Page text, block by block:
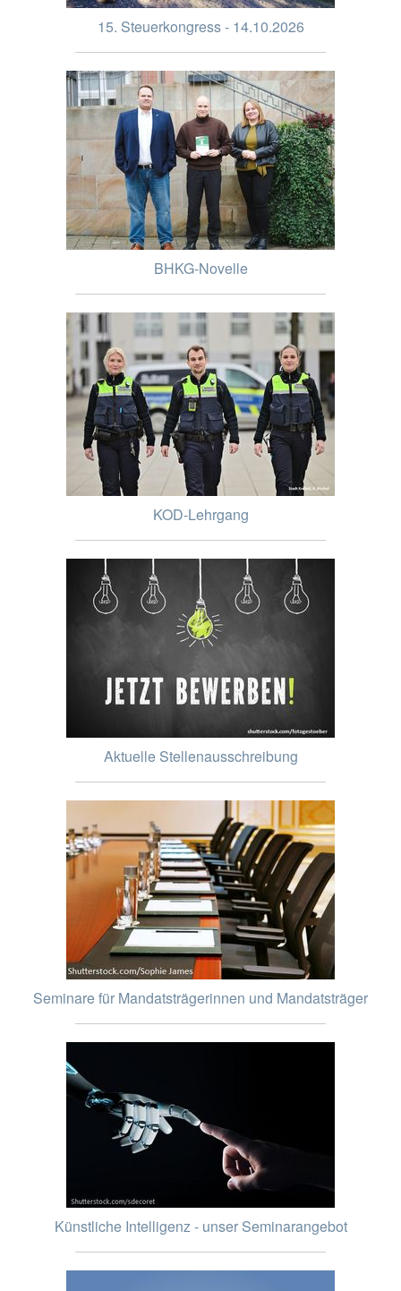
15. Steuerkongress - 14.10.2026
BHKG-Novelle
KOD-Lehrgang
Aktuelle Stellenausschreibung
Seminare für Mandatsträgerinnen und Mandatsträger
Künstliche Intelligenz - unser Seminarangebot